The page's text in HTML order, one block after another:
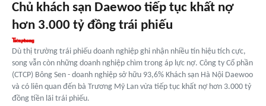
Chủ khách sạn Daewoo tiếp tục khất nợ
hơn 3.000 tỷ đồng trái phiếu
Dù thị trường trái phiếu doanh nghiệp ghi nhận nhiều tín hiệu tích cực,
song vẫn còn những doanh nghiệp chìm trong áp lực nợ. Công ty Cổ phần
(CTCP) Bông Sen - doanh nghiệp sở hữu 93,6% Khách sạn Hà Nội Daewoo
và có liên quan đến bà Trương Mỹ Lan vừa tiếp tục khất nợ hơn 3.000 tỷ
đồng tiền lãi trái phiếu.